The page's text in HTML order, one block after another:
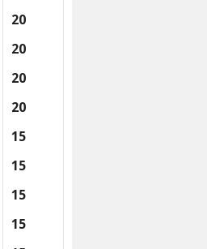
20
20
20
20
15
15
15
15